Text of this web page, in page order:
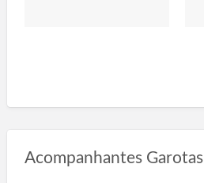
Acompanhantes Garotas